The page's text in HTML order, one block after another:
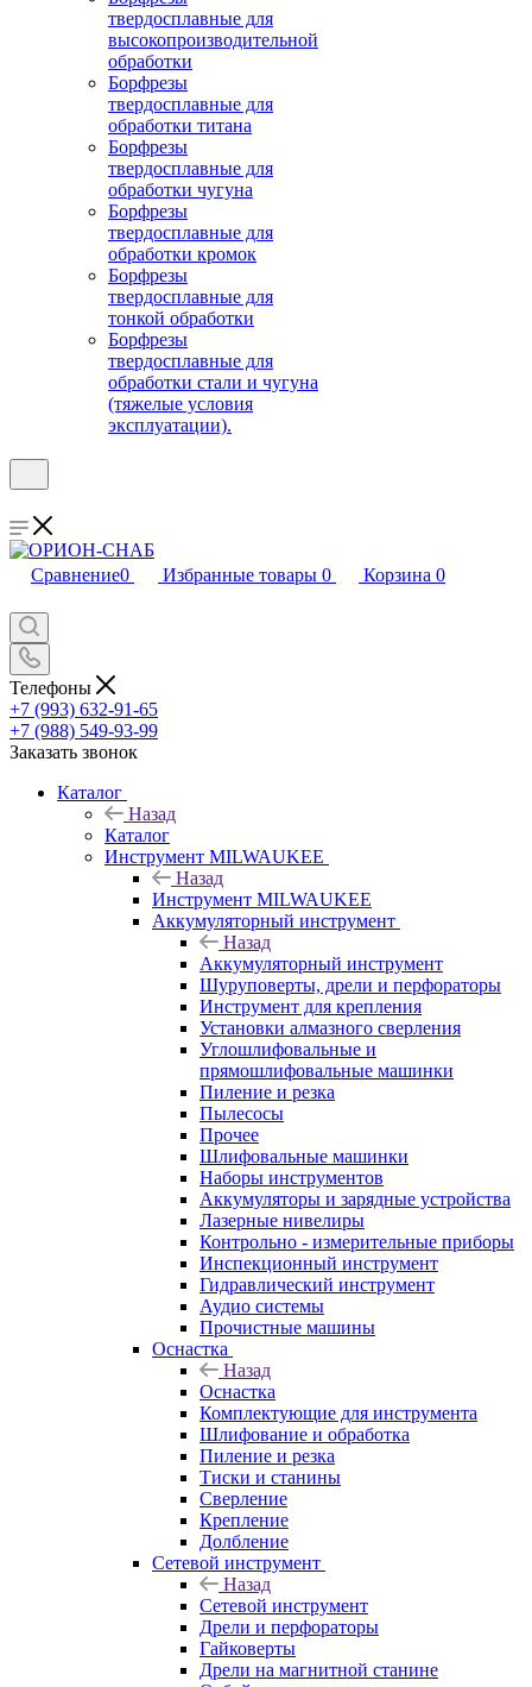
твердосплавные для
высокопроизводительной
обработки
Борфрезы
твердосплавные для
обработки титана
Борфрезы
твердосплавные для
обработки чугуна
Борфрезы
твердосплавные для
обработки кромок
Борфрезы
твердосплавные для
тонкой обработки
Борфрезы
твердосплавные для
обработки стали и чугуна
(тяжелые условия
эксплуатации).
Сравнение0 Избранные товары 0 Корзина 0
Телефоны
+7 (993) 632-91-65
+7 (988) 549-93-99
Заказать звонок
Каталог
Назад
Каталог
Инструмент MILWAUKEE
Назад
Инструмент MILWAUKEE
Аккумуляторный инструмент
Назад
Аккумуляторный инструмент
Шуруповерты, дрели и перфораторы
Инструмент для крепления
Установки алмазного сверления
Углошлифовальные и
прямошлифовальные машинки
Пиление и резка
Пылесосы
Прочее
Шлифовальные машинки
Наборы инструментов
Аккумуляторы и зарядные устройства
Лазерные нивелиры
Контрольно - измерительные приборы
Инспекционный инструмент
Гидравлический инструмент
Аудио системы
Прочистные машины
Оснастка
Назад
Оснастка
Комплектующие для инструмента
Шлифование и обработка
Пиление и резка
Тиски и станины
Сверление
Крепление
Долбление
Сетевой инструмент
Назад
Сетевой инструмент
Дрели и перфораторы
Гайковерты
Дрели на магнитной станине